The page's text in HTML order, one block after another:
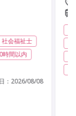
社会福祉士
時間以内
： 2026/08/08